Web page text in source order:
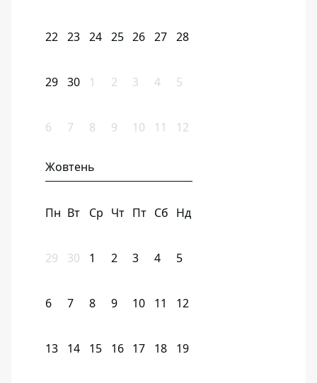
22 23 24 25 26 27 28
29 30 1 2 3 4 5
6 7 8 9 10 11 12
Жовтень
Пн Вт Ср Чт Пт Сб Нд
29 30 1 2 3 4 5
6 7 8 9 10 11 12
13 14 15 16 17 18 19